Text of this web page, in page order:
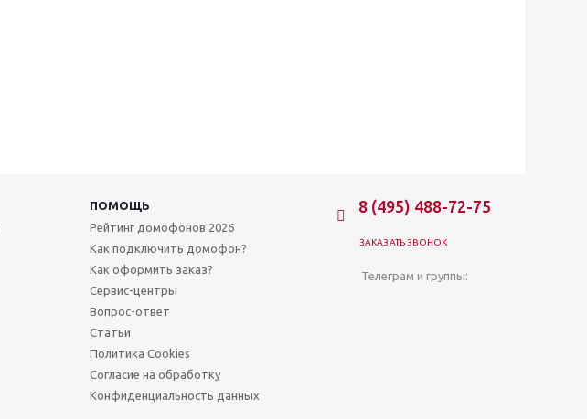
ПОМОЩЬ
Рейтинг домофонов 2026
Как подключить домофон?
Как оформить заказ?
Сервис-центры
Вопрос-ответ
Статьи
Политика Cookies
Согласие на обработку
Конфиденциальность данных
8 (495) 488-72-75
ЗАКАЗАТЬ ЗВОНОК
Телеграм и группы: